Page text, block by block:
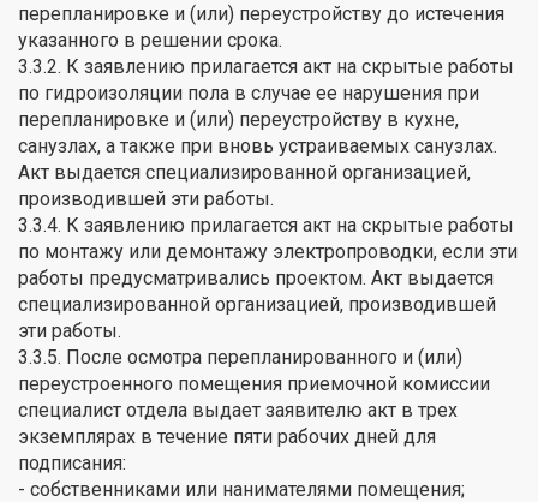
перепланировке и (или) переустройству до истечения
указанного в решении срока.
3.3.2. К заявлению прилагается акт на скрытые работы
по гидроизоляции пола в случае ее нарушения при
перепланировке и (или) переустройству в кухне,
санузлах, а также при вновь устраиваемых санузлах.
Акт выдается специализированной организацией,
производившей эти работы.
3.3.4. К заявлению прилагается акт на скрытые работы
по монтажу или демонтажу электропроводки, если эти
работы предусматривались проектом. Акт выдается
специализированной организацией, производившей
эти работы.
3.3.5. После осмотра перепланированного и (или)
переустроенного помещения приемочной комиссии
специалист отдела выдает заявителю акт в трех
экземплярах в течение пяти рабочих дней для
подписания:
- собственниками или нанимателями помещения;